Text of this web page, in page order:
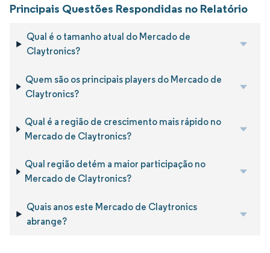
Principais Questões Respondidas no Relatório
Qual é o tamanho atual do Mercado de
Claytronics?
Quem são os principais players do Mercado de
Claytronics?
Qual é a região de crescimento mais rápido no
Mercado de Claytronics?
Qual região detém a maior participação no
Mercado de Claytronics?
Quais anos este Mercado de Claytronics
abrange?